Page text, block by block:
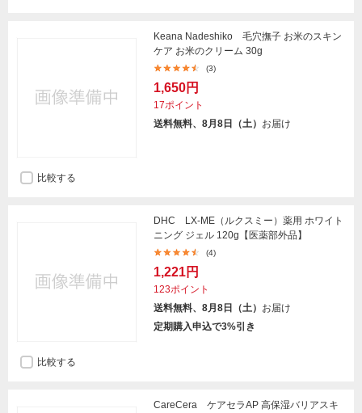
Keana Nadeshiko 毛穴撫子 お米のスキン
ケア お米のクリーム 30g
(3)
1,650円
17ポイント
送料無料、8月8日（土） お届け
比較する
DHC LX-ME（ルクスミー）薬用 ホワイト
ニング ジェル 120g【医薬部外品】
(4)
1,221円
123ポイント
送料無料、8月8日（土） お届け
定期購入申込で3%引き
比較する
CareCera ケアセラAP 高保湿バリアスキ